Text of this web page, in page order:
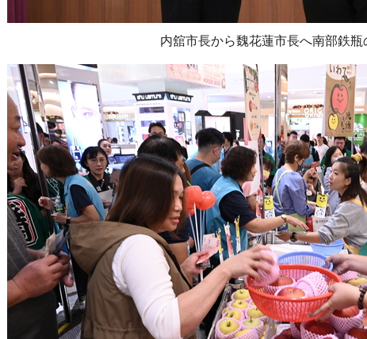
内舘市長から魏花蓮市長へ南部鉄瓶